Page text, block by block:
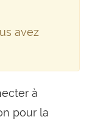
avez
à
pour la